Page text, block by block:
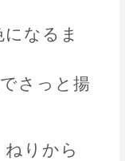
なるま
さっと揚
りから